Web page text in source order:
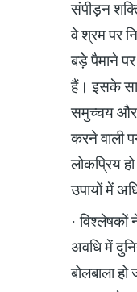
संपीड़न
वे श्रम पर
बड़े पैमाने
हैं। इसके
समुच्चय और
करने वाली
लोकप्रिय
उपायों में
·विश्लेषकों
अवधि में
बोलबाला